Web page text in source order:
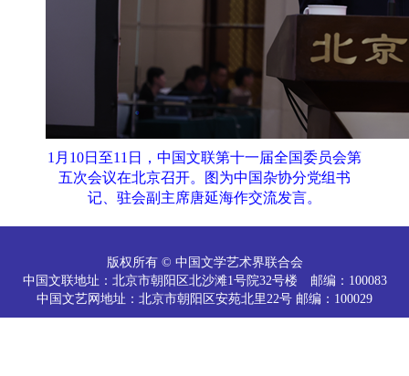
1月10日至11日，中国文联第十一届全国委员会第
五次会议在北京召开。图为中国杂协分党组书
记、驻会副主席唐延海作交流发言。
版权所有 © 中国文学艺术界联合会
中国文联地址：北京市朝阳区北沙滩1号院32号楼 邮编：100083
中国文艺网地址：北京市朝阳区安苑北里22号 邮编：100029